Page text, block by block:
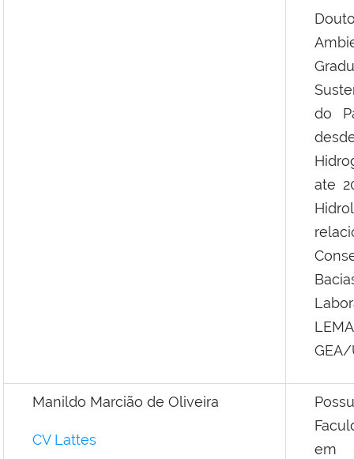
do
ate
GEA/
Manildo Marcião de Oliveira
CV Lattes
em